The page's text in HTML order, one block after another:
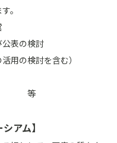
。
公表の検討
用の検討を含む）
援 等
アム】